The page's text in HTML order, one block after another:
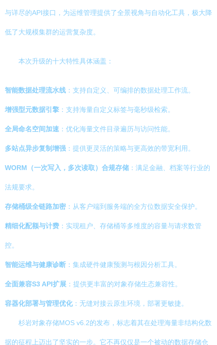
与详尽的API接口，为运维管理提供了全景视角与自动化工具，极大降
低了大规模集群的运营复杂度。
本次升级的十大特性具体涵盖：
智能数据处理流水线 ：支持自定义、可编排的数据处理工作流。
增强型元数据引擎 ：支持海量自定义标签与毫秒级检索。
全局命名空间加速 ：优化海量文件目录遍历与访问性能。
多站点异步复制增强 ：提供更灵活的策略与更高效的带宽利用。
WORM（一次写入，多次读取）合规存储 ：满足金融、档案等行业的
法规要求。
存储桶级全链路加密 ：从客户端到服务端的全方位数据安全保护。
精细化配额与计费 ：实现租户、存储桶等多维度的容量与请求数管
控。
智能运维与健康诊断 ：集成硬件健康预测与根因分析工具。
全面兼容S3 API扩展 ：提供更丰富的对象存储生态兼容性。
容器化部署与管理优化：无缝对接云原生环境，部署更敏捷。
杉岩对象存储MOS v6.2的发布，标志着其在处理海量非结构化数
据的征程上迈出了坚实的一步。它不再仅仅是一个被动的数据存储仓